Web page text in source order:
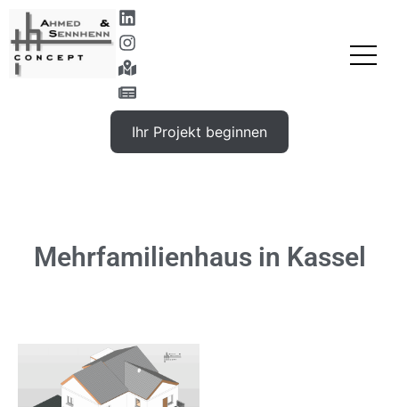
Ihr Projekt beginnen
E-Mail-Adresse
Mehrfamilienhaus in Kassel